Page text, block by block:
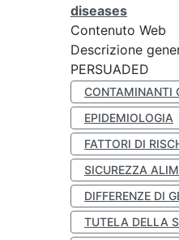
diseases
Contenuto Web
Descrizione
PERSUADED
CONTAMINANTI
EPIDEMIOLOGIA
FATTORI DI
SICUREZZA
DIFFERENZE DI
TUTELA DELLA